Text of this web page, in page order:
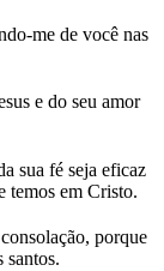
me de você nas
e do seu amor
sua fé seja eficaz
temos em Cristo.
porque
santos.